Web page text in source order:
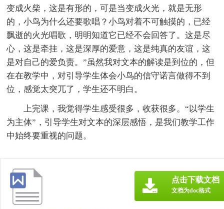
变成火柴，这是有形的，可是当变成火光，就是无形
的，小鸟为什么还要歌唱？小鸟对着不可触摸的，已经
飘逝的火光唱歌，明明知道它已经不会回答了。这是尽
心，这是牵挂，这是深厚的爱意，这是纯真的友谊，这
是对自己的爱负责。”虽然我对文本的解读是到位的，但
在在教学中，对引导学生体会小鸟的信守诺言做得不到
位，感觉太突兀了，学生还不明白。
上完课，我觉得学生感受很多，收获很多。“以学生
为主体”，引导学生对文本的深层感悟，是我们教学工作
中始终要重视的问题。
点击下载文档
文档为doc格式